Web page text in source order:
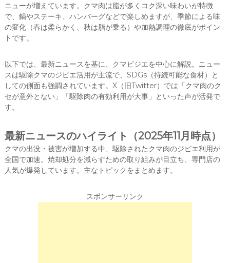
ニューが増えています。クマ肉は脂が多くコク深い味わいが特徴
で、鍋やステーキ、ハンバーグなどで楽しめますが、季節による味
の変化（春は柔らかく、秋は脂が乗る）や加熱調理の徹底がポイン
トです。
以下では、最新ニュースを基に、クマビジエを中心に解説。ニュー
スは駆除クマのジビエ活用が主流で、SDGs（持続可能な食材）と
しての側面も強調されています。X（旧Twitter）では「クマ肉のク
セが意外とない」「駆除肉の有効利用が大事」といった声が活発で
す。
最新ニュースのハイライト（2025年11月時点）
クマの出没・被害が増加する中、駆除されたクマ肉のジビエ利用が
全国で加速。焼却処分を減らすための取り組みが目立ち、専門店の
人気が爆発しています。主なトピックをまとめます。
スポンサーリンク